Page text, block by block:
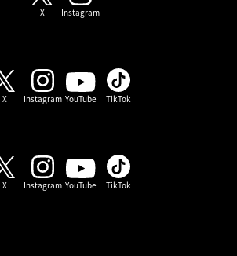
X Instagram
X Instagram YouTube TikTok
X Instagram YouTube TikTok